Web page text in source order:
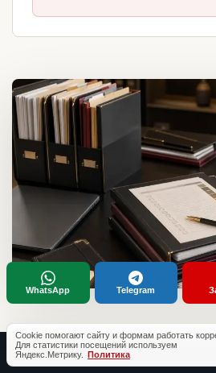
Cookie помогают сайту и формам работать
Для статистики посещений используем
Яндекс.Метрику. Политика
WhatsApp Telegram